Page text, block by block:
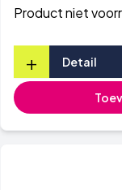
Product niet
+ Detail